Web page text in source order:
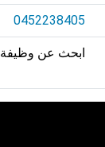
0452238405
ابحث عن وظيفة